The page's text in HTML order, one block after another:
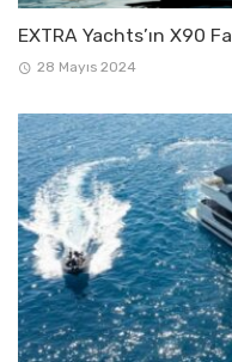
EXTRA Yachts’ın X90
28 Mayıs 2024